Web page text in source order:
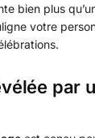
bien plus
votre
par